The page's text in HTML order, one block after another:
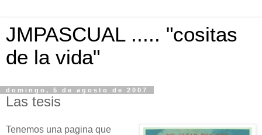
JMPASCUAL ..... "cositas
de la vida"
domingo, 5 de agosto de 2007
Las tesis
Tenemos una pagina que